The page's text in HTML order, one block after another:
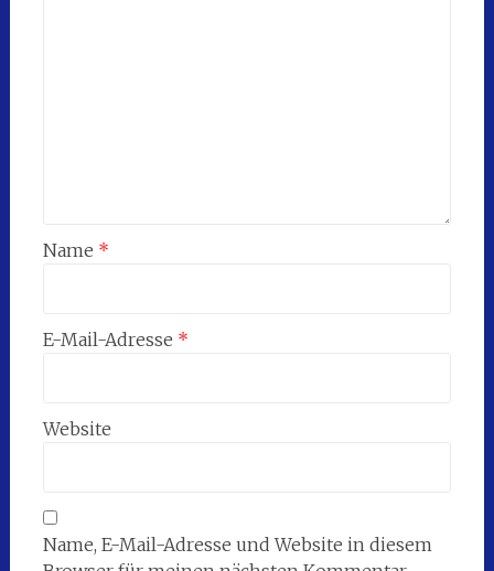
Name *
E-Mail-Adresse *
Website
Name, E-Mail-Adresse und Website in diesem